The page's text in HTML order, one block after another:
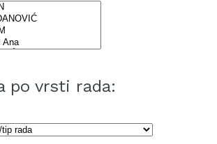
po vrsti rada: